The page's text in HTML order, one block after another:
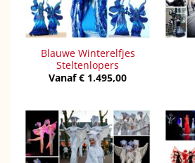
Blauwe Winterelfjes
Steltenlopers
Vanaf€ 1.495,00